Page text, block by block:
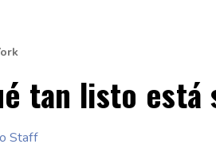
tan listo está
Staff